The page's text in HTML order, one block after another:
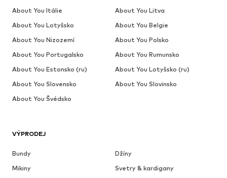
VÝPRODEJ
Bundy
Džíny
Mikiny
Svetry & kardigany
About You Itálie
About You Litva
About You Lotyšsko
About You Belgie
About You Nizozemí
About You Polsko
About You Portugalsko
About You Rumunsko
About You Estonsko (ru)
About You Lotyšsko (ru)
About You Slovensko
About You Slovinsko
About You Švédsko